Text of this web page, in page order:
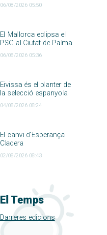
06/08/2026 05:50
El Mallorca eclipsa el
PSG al Ciutat de Palma
06/08/2026 05:36
Eivissa és el planter de
la selecció espanyola
04/08/2026 08:24
El canvi d’Esperança
Cladera
02/08/2026 08:43
El Temps
Darreres edicions